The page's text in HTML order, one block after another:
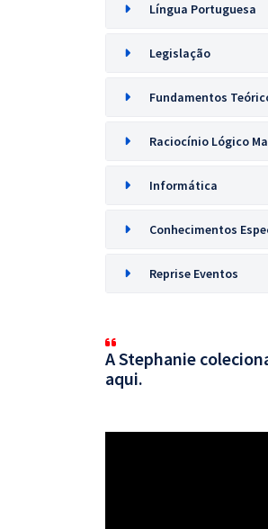
Língua Portuguesa
Legislação
Fundamentos
Raciocínio Lógico
Informática
Conhecimentos
Reprise Eventos
A Stephanie
aqui.